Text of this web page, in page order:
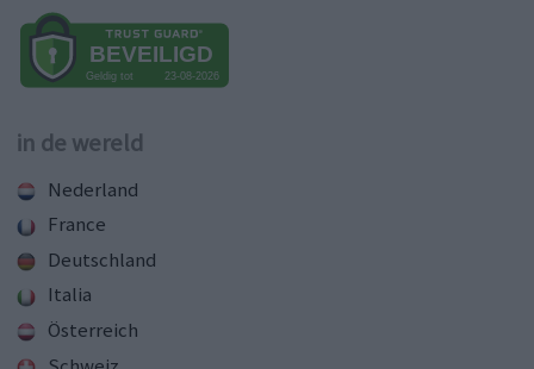
in de wereld
Nederland
France
Deutschland
Italia
Österreich